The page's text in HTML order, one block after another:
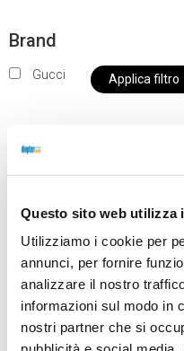
Questo sito web utilizza
Utilizziamo i cookie per
annunci, per fornire
analizzare il nostro
informazioni sul modo in
nostri partner che si
Brand
Gucci Applica filtro
nostro negozio non
da OTTICA DIOPTER
Showing all 2 results